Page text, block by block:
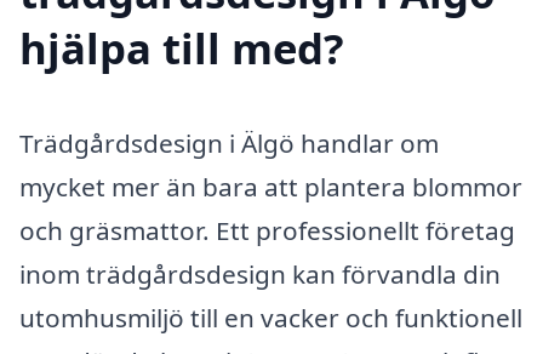
hjälpa till med?
Trädgårdsdesign i Älgö handlar om
mycket mer än bara att plantera blommor
och gräsmattor. Ett professionellt företag
inom trädgårdsdesign kan förvandla din
utomhusmiljö till en vacker och funktionell